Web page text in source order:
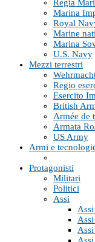
Regia
Marina
Royal
Marine
Marina
U.S. Navy
Mezzi terrestri
Regio
Esercito
British
Armée de
Armata
US Army
Armi e
Protagonisti
Militari
Politici
Assi